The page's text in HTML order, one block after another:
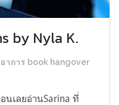
by Nyla K.
าการ book hangover
นเลยอ่านSarina ที่